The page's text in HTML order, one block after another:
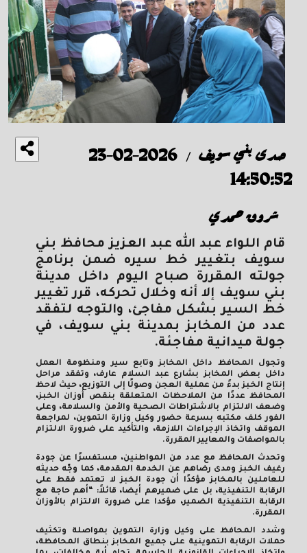
صدى بني سويف /
2026-02-23
14:50:52
شروق حمدي
قام اللواء عبد الله عبد العزيز محافظ بني
سويف بتغيير خط سيره ضمن برنامج
جولته المقررة صباح اليوم داخل مدينة
بني سويف إلا أنه وخلال تحركه، قرر تغيير
خط السير بشكل مفاجئ، والتوجه لتفقد
عدد من المخابز بمدينة بني سويف، في
جولة ميدانية مفاجئة.
وتجول المحافظ داخل المخابز وتابع سير ومنظومة العمل
داخل بعض المخابز بشارع عبد السلام عارف، وتفقد مراحل
إنتاج الخبز بدءً من عملية العجن وصولًا إلى التوزيع، حيث لاحظ
المحافظ عددًا من الملاحظات المتعلقة بنقص أوزان الخبز،
وضعف الالتزام بالاشتراطات الصحية والأمن والسلامة، وعلى
الفور كلف مكتبه بسرعة حضور وكيل وزارة التموين، لمراجعة
الموقف واتخاذ الإجراءات اللازمة، والتأكيد على ضرورة الالتزام
بالمواصفات والمعايير المقررة.
وتحدث المحافظ مع عدد من المواطنين، مستفسرًا عن جودة
رغيف الخبز ومدى رضاهم عن الخدمة المقدمة، كما وجّه حديثه
للعاملين بالمخابز مؤكدًا أن جودة الخبز لا تعتمد فقط على
الرقابة التنفيذية، بل على ضميرهم أيضا، قائلاً: “أهم حاجة مع
الرقابة التنفيذية الضمير، مؤكدا على ضرورة الالتزام بالأوزان
المقررة.
وشدد المحافظ على وكيل وزارة التموين بمواصلة وتكثيف
حملات الرقابة التموينية على جميع المخابز بنطاق المحافظة،